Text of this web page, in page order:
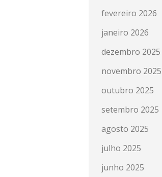
fevereiro 2026
janeiro 2026
dezembro 2025
novembro 2025
outubro 2025
setembro 2025
agosto 2025
julho 2025
junho 2025